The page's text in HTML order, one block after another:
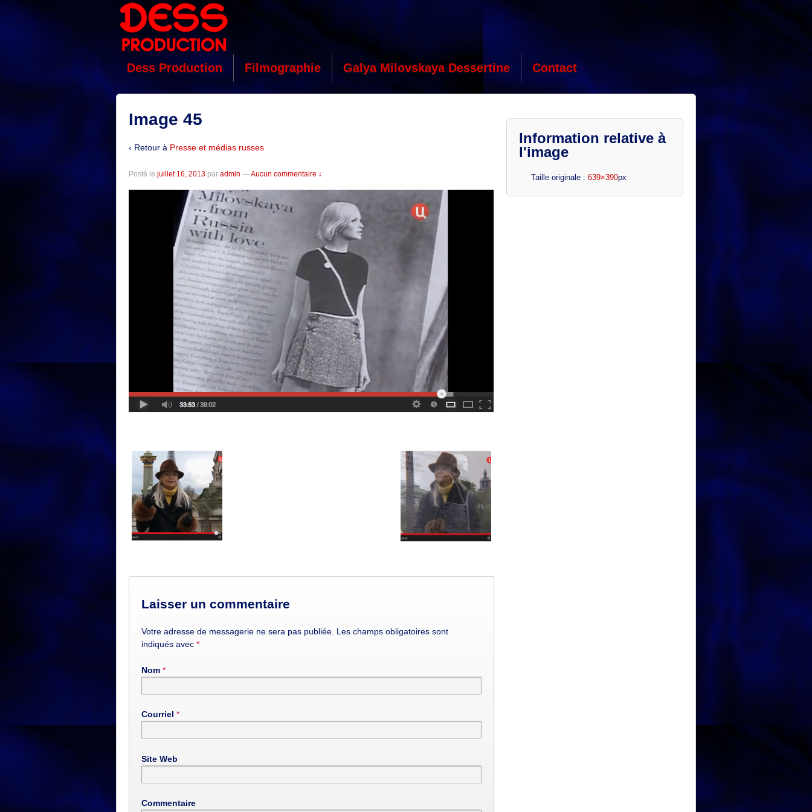
Dess Production Filmographie Galya Milovskaya Dessertine Contact
Image 45
‹ Retour à Presse et médias russes
Posté le juillet 16, 2013 par admin —Aucun commentaire ↓
Laisser un commentaire
Votre adresse de messagerie ne sera pas publiée. Les champs obligatoires sont
indiqués avec *
Nom *
Courriel *
Site Web
Commentaire
Information relative à
l'image
Taille originale : 639×390px